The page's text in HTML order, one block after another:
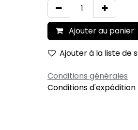
Ajouter au panier
Ajouter à la liste de
Conditions générales
Conditions d'expédition